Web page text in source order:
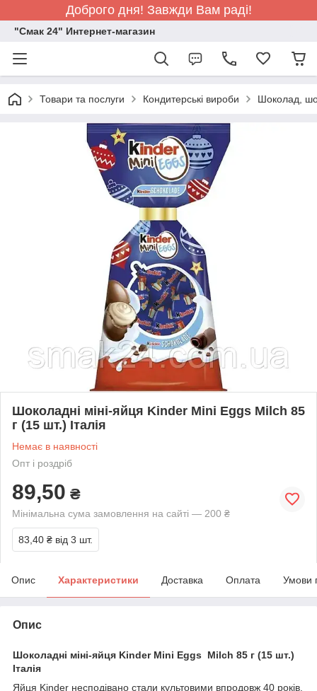
Доброго дня! Завжди Вам раді!
"Смак 24" Интернет-магазин
Товари та послуги Кондитерські вироби Шоколад,
Шоколадні міні-яйця Kinder Mini Eggs Milch 85
г (15 шт.) Італія
Немає в наявності
Опт і роздріб
89,50 ₴
Мінімальна сума замовлення на сайті — 200 ₴
83,40 ₴ від 3 шт.
Опис Характеристики Доставка Оплата Умови
Опис
Шоколадні міні-яйця Kinder Mini Eggs Milch 85 г (15 шт.)
Італія
Яйця Kinder несподівано стали культовими впродовж 40 років.